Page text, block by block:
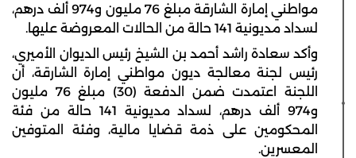
مواطني إمارة الشارقة مبلغ 76 مليون و974 ألف درهم،
لسداد مديونية 141 حالة من الحالات المعروضة عليها.
وأكد سعادة راشد أحمد بن الشيخ رئيس الديوان الأميري،
رئيس لجنة معالجة ديون مواطني إمارة الشارقة، أن
اللجنة اعتمدت ضمن الدفعة (30) مبلغ 76 مليون
و974 ألف درهم، لسداد مديونية 141 حالة من فئة
المحكومين على ذمة قضايا مالية، وفئة المتوفين
المعسرين.